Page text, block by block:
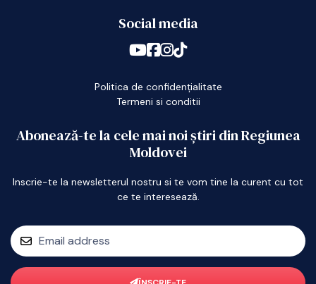
Social media
Politica de confidențialitate
Termeni si conditii
Abonează-te la cele mai noi știri din Regiunea
Moldovei
Inscrie-te la newsletterul nostru si te vom tine la curent cu tot
ce te interesează.